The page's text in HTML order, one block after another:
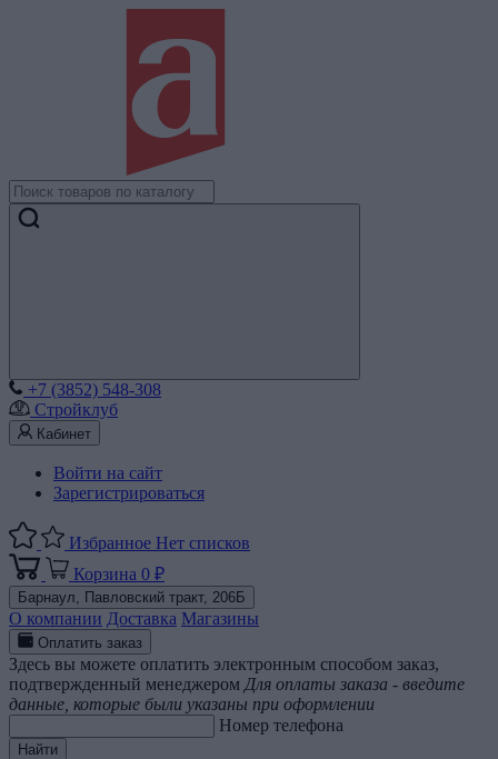
+7 (3852) 548-308
Стройклуб
Кабинет
Войти на сайт
Зарегистрироваться
Избранное Нет списков
Корзина 0 ₽
Барнаул, Павловский тракт, 206Б
О компании Доставка Магазины
Оплатить заказ
Здесь вы можете оплатить электронным способом заказ,
подтвержденный менеджером Для оплаты заказа - введите
данные, которые были указаны при оформлении
Номер телефона
Найти